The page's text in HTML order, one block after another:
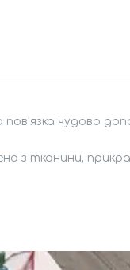
чудово
з тканини,